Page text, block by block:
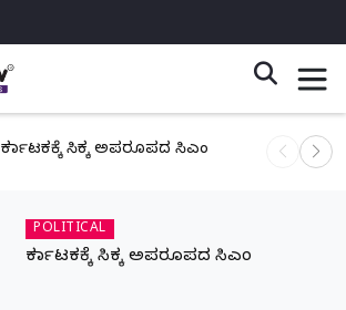
ಕರ್ನಾಟಕಕ್ಕೆ ಸಿಕ್ಕ ಅಪರೂಪದ ಸಿಎಂ ನಾಳೆ
POLITICAL
ಕರ್ನಾಟಕಕ್ಕೆ ಸಿಕ್ಕ ಅಪರೂಪದ ಸಿಎಂ